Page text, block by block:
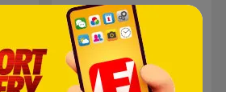
Azeitona Verde Ponzan
com Caroço Sachê 150g